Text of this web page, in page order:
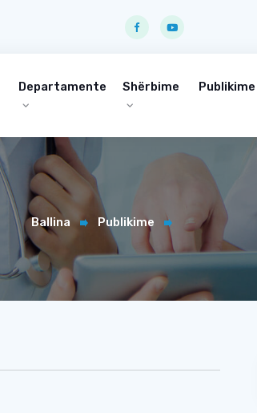
Departamente Shërbime Publikime
Ballina Publikime